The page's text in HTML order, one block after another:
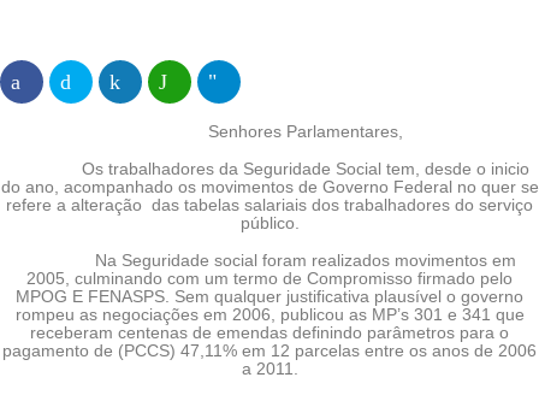
Senhores Parlamentares,
Os trabalhadores da Seguridade Social tem, desde o inicio
do ano, acompanhado os movimentos de Governo Federal no quer se
refere a alteração das tabelas salariais dos trabalhadores do serviço
público.
Na Seguridade social foram realizados movimentos em
2005, culminando com um termo de Compromisso firmado pelo
MPOG E FENASPS. Sem qualquer justificativa plausível o governo
rompeu as negociações em 2006, publicou as MP’s 301 e 341 que
receberam centenas de emendas definindo parâmetros para o
pagamento de (PCCS) 47,11% em 12 parcelas entre os anos de 2006
a 2011.